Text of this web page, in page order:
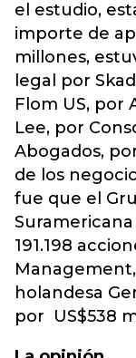
el estudio,
importe de
millones,
legal por
Flom US, por
Lee, por
Abogados,
de los
fue que el
Suramericana
191.198
holandesa
por US$538